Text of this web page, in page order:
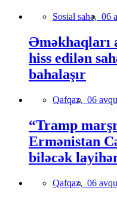
Sosial sahə, 06
Əməkhaqları
hiss edilən
bahalaşır
Qafqaz, 06
“Tramp
Ermənistan
biləcək
Qafqaz, 06